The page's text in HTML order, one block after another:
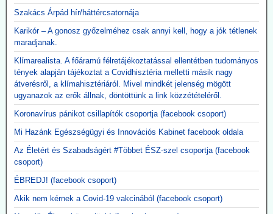
Szakács Árpád hír/háttércsatornája
Karikór – A gonosz győzelméhez csak annyi kell, hogy a jók tétlenek
maradjanak.
Klímarealista. A főáramú félretájékoztatással ellentétben tudományos
tények alapján tájékoztat a Covidhisztéria melletti másik nagy
átverésről, a klímahisztériáról. Mivel mindkét jelenség mögött
ugyanazok az erők állnak, döntöttünk a link közzétételéről.
Koronavírus pánikot csillapítók csoportja (facebook csoport)
Mi Hazánk Egészségügyi és Innovációs Kabinet facebook oldala
Az Életért és Szabadságért #Többet ÉSZ-szel csoportja (facebook
csoport)
ÉBREDJ! (facebook csoport)
Akik nem kérnek a Covid-19 vakcinából (facebook csoport)